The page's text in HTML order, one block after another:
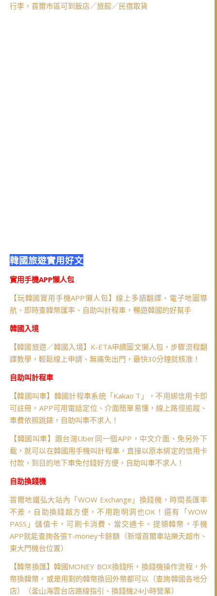
行李，首爾市區可到飯店／旅館／民宿取貨
韓國旅遊實用好文
實用手機APP懶人包
【玩韓國實用手機APP懶人包】線上多語翻譯、電子地圖導
航、即時查韓幣匯率、自助叫計程車，暢遊韓國的好幫手
韓國入境
【韓國旅遊／韓國入境】K-ETA申請圖文懶人包，步驟流程翻
譯教學，輕鬆線上申請、無痛免出門，最快30分鐘就核准！
自助叫計程車
【韓國叫車】韓國計程車系統「Kakao T」，不用綁信用卡即
可註冊，APP可用電話定位、介面簡單易懂，線上路徑追蹤、
車費依照跳錶，自助叫車不求人！
【韓國叫車】跟台灣Uber同一個APP，中文介面、免另外下
載，就可以在韓國用手機叫計程車，直接以原本綁定的信用卡
付款，到目的地下車免付錢好方便，自助叫車不求人！
自助換錢機
首爾地鐵弘大站內「WOW Exchange」換錢機，時間長匯率
不差，自助換錢超方便，不用跑明洞也OK！還有「WOW
PASS」儲值卡，可刷卡消費、當交通卡、提領韓幣，手機
APP就能查詢各張T-money卡餘額（新增首爾車站樂天超市、
東大門機台位置）
【韓幣換匯】韓國MONEY BOX換錢所，換錢機操作流程，外
幣換韓幣，或是用剩的韓幣換回外幣都可以（查詢韓國各地分
店）（釜山海雲台店路線指引、換錢機24小時營業）